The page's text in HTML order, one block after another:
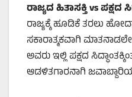
ರಾಜ್ಯದ ಹಿತಾಸಕ್ತಿvsಪಕ್ಷದ
ರಾಜ್ಯಕ್ಕೆ ಹೂಡಿಕೆ ತರಲು
ಸಕಾರಾತ್ಮಕವಾಗಿ
ಅವರು ಇಲ್ಲಿ ಪಕ್ಷದ
ಆಡಳಿತಗಾರನಾಗಿ